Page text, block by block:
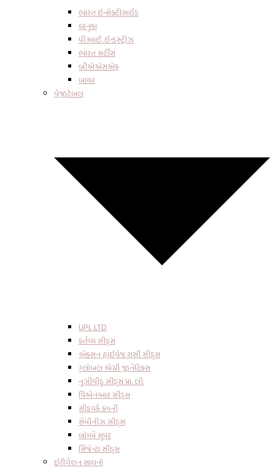
ભારત ઇન્સેક્ટીસાઈડ
ધાનુકા
પી.આઈ. ઇન્ડસ્ટ્રીઝ
ભારત સર્ટીસ
બીએએસએફ
બાયર
વેજીટેબલ
UPL LTD
કર્તવ્ય સીડ્સ
એક્સન હાઇવેજ રાસી સીડ્સ
ગ્લોબલ એગ્રી જીનેટિક્સ
નુઝીવીડું સીડ્સ પ્રા. લી.
વિએનઆર સીડ્સ
સીડવર્ક કંપની
સેમીનીઝ સીડ્સ
બોમ્બે સુપર
સિંજેન્ટા સીડ્સ
ઇરીગેશન સાધનો